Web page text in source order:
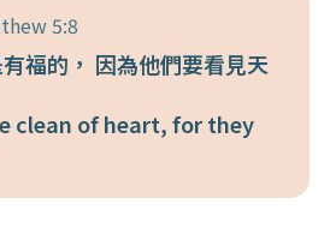
5:8
福的， 因為他們要看見天
clean of heart, for they